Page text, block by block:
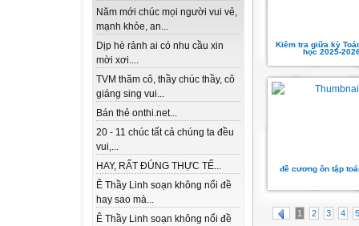
Năm mới chúc mọi người vui vẻ,
mạnh khỏe, an...
Dịp hè rảnh ai có nhu cầu xin
mời xơi....
TVM thăm cô, thầy chúc thầy, cô
giáng sing vui...
Bán thẻ onthi.net...
20 - 11 chúc tất cả chúng ta đều
vui,...
HAY, RẤT ĐÚNG THỰC TẾ...
Ê Thầy Linh soạn không nổi đề
hay sao mà...
Ê Thầy Linh soạn không nổi đề
Kiêm tra giữa kỳ
học 2025-
đề cương ôn tập
1 2 3 4 5